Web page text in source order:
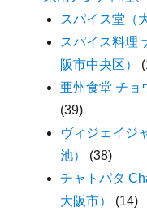
スパイス堂（
スパイス料理
阪市中央区）
亜州食堂 チョ
(39)
ヴィジェイジ
池）
(38)
チャトパタ
大阪市）
(14)